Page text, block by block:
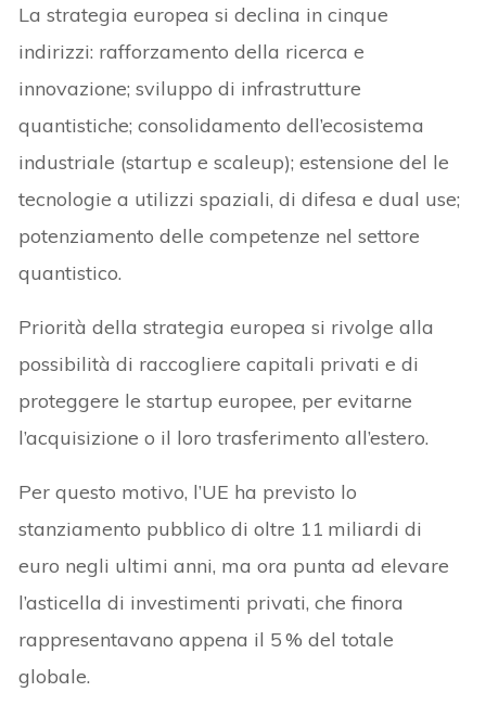
La strategia europea si declina in cinque
indirizzi: rafforzamento della ricerca e
innovazione; sviluppo di infrastrutture
quantistiche; consolidamento dell’ecosistema
industriale (startup e scaleup); estensione del le
tecnologie a utilizzi spaziali, di difesa e dual use;
potenziamento delle competenze nel settore
quantistico.
Priorità della strategia europea si rivolge alla
possibilità di raccogliere capitali privati e di
proteggere le startup europee, per evitarne
l’acquisizione o il loro trasferimento all’estero.
Per questo motivo, l’UE ha previsto lo
stanziamento pubblico di oltre 11 miliardi di
euro negli ultimi anni, ma ora punta ad elevare
l’asticella di investimenti privati, che finora
rappresentavano appena il 5 % del totale
globale.